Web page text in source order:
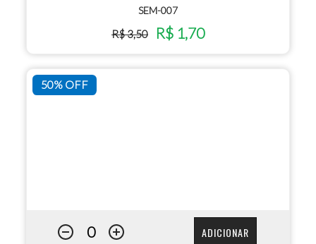
SEM-007
R$ 3,50 R$ 1,70
50% OFF
ADICIONAR